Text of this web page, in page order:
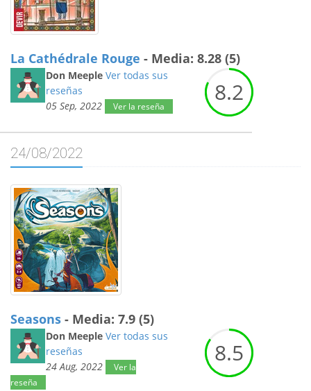
La Cathédrale Rouge - Media: 8.28 (5)
Don Meeple Ver todas sus
reseñas
05 Sep, 2022
Ver la reseña
8.2
24/08/2022
Seasons - Media: 7.9 (5)
Don Meeple Ver todas sus
reseñas
24 Aug, 2022
Ver la
reseña
8.5